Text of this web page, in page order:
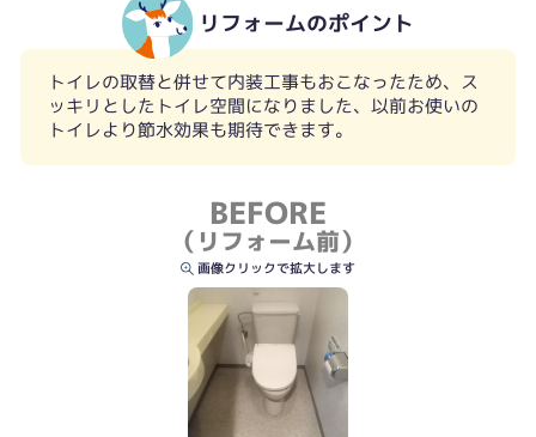
リフォームのポイント
トイレの取替と併せて内装工事もおこなったため、ス
ッキリとしたトイレ空間になりました、以前お使いの
トイレより節水効果も期待できます。
BEFORE
（リフォーム前）
画像クリックで拡大します
セフィオンテクトでお手入れ性も抜群です。